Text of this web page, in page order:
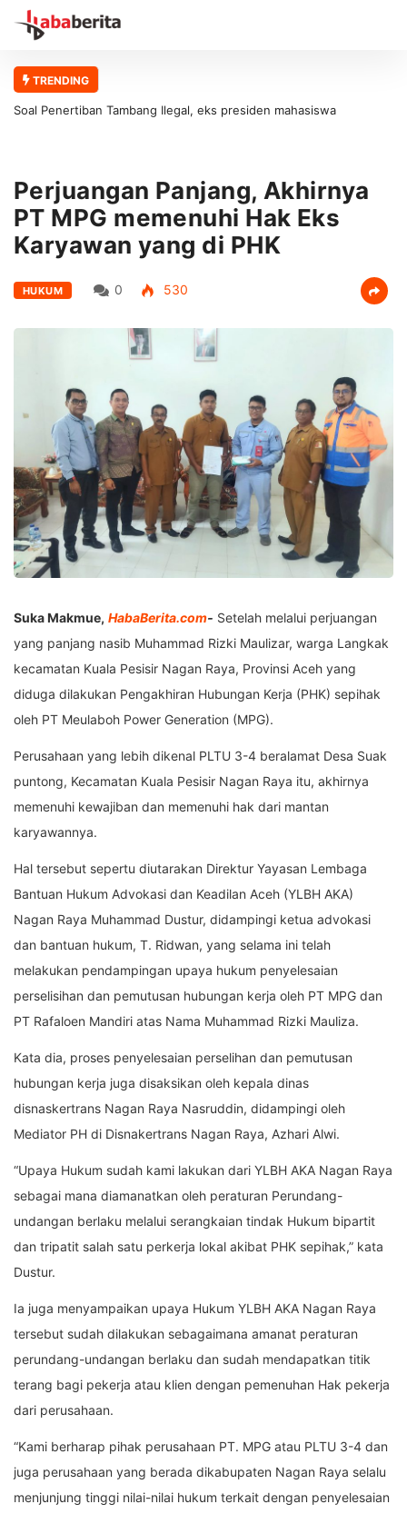
TRENDING
Soal Penertiban Tambang Ilegal, eks presiden mahasiswa
Perjuangan Panjang, Akhirnya
PT MPG memenuhi Hak Eks
Karyawan yang di PHK
HUKUM 0 530
Suka Makmue, HabaBerita.com‐ Setelah melalui perjuangan
yang panjang nasib Muhammad Rizki Maulizar, warga Langkak
kecamatan Kuala Pesisir Nagan Raya, Provinsi Aceh yang
diduga dilakukan Pengakhiran Hubungan Kerja (PHK) sepihak
oleh PT Meulaboh Power Generation (MPG).
Perusahaan yang lebih dikenal PLTU 3-4 beralamat Desa Suak
puntong, Kecamatan Kuala Pesisir Nagan Raya itu, akhirnya
memenuhi kewajiban dan memenuhi hak dari mantan
karyawannya.
Hal tersebut sepertu diutarakan Direktur Yayasan Lembaga
Bantuan Hukum Advokasi dan Keadilan Aceh (YLBH AKA)
Nagan Raya Muhammad Dustur, didampingi ketua advokasi
dan bantuan hukum, T. Ridwan, yang selama ini telah
melakukan pendampingan upaya hukum penyelesaian
perselisihan dan pemutusan hubungan kerja oleh PT MPG dan
PT Rafaloen Mandiri atas Nama Muhammad Rizki Mauliza.
Kata dia, proses penyelesaian perselihan dan pemutusan
hubungan kerja juga disaksikan oleh kepala dinas
disnaskertrans Nagan Raya Nasruddin, didampingi oleh
Mediator PH di Disnakertrans Nagan Raya, Azhari Alwi.
“Upaya Hukum sudah kami lakukan dari YLBH AKA Nagan Raya
sebagai mana diamanatkan oleh peraturan Perundang-
undangan berlaku melalui serangkaian tindak Hukum bipartit
dan tripatit salah satu perkerja lokal akibat PHK sepihak,” kata
Dustur.
Ia juga menyampaikan upaya Hukum YLBH AKA Nagan Raya
tersebut sudah dilakukan sebagaimana amanat peraturan
perundang-undangan berlaku dan sudah mendapatkan titik
terang bagi pekerja atau klien dengan pemenuhan Hak pekerja
dari perusahaan.
“Kami berharap pihak perusahaan PT. MPG atau PLTU 3-4 dan
juga perusahaan yang berada dikabupaten Nagan Raya selalu
menjunjung tinggi nilai-nilai hukum terkait dengan penyelesaian